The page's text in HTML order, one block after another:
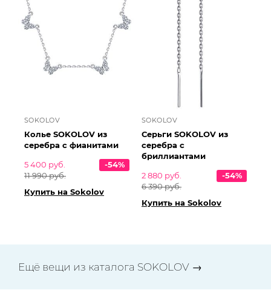
SOKOLOV
Колье SOKOLOV из
серебра с фианитами
5 400 руб.
11 990 руб.
-54%
Купить на Sokolov
SOKOLOV
Серьги SOKOLOV из
серебра с
бриллиантами
2 880 руб.
6 390 руб.
-54%
Купить на Sokolov
Ещё вещи из каталога SOKOLOV →